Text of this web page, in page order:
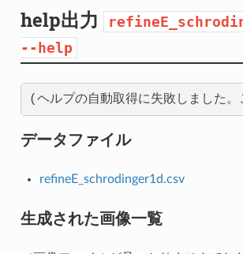
help出力
--help
データファイル
refineE_schrodinger1d.csv
生成された画像一覧